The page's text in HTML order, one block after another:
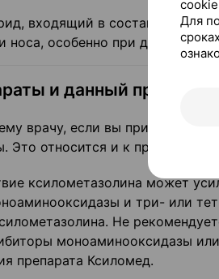
входящий в состав
носа, особенно при
и данный препарат
врачу, если вы принимаете,
Это относится и к
ксилометазолина может
и три- или
Не
моноаминооксидазы
препарата Ксиломед.
Для